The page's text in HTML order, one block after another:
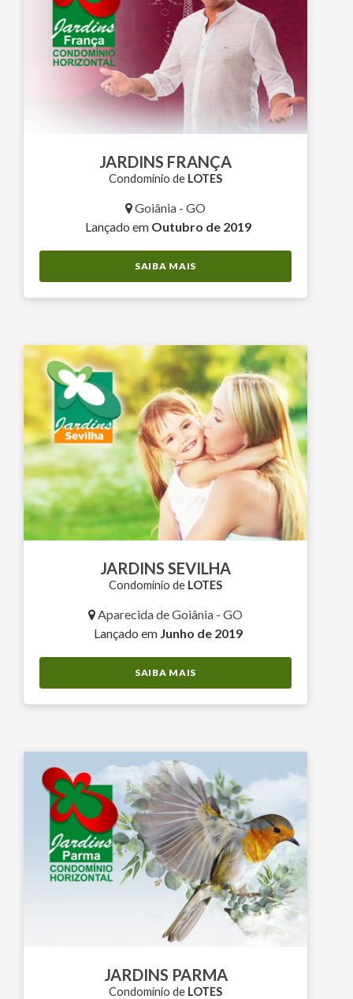
JARDINS FRANÇA
Condomínio de LOTES
Goiânia - GO
Lançado em Outubro de 2019
SAIBA MAIS
JARDINS SEVILHA
Condomínio de LOTES
Aparecida de Goiânia - GO
Lançado em Junho de 2019
SAIBA MAIS
JARDINS PARMA
Condomínio de LOTES